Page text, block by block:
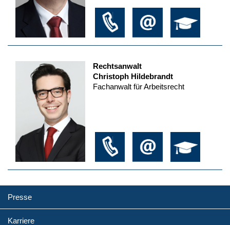
Rechtsanwalt
Christoph Hildebrandt
Fachanwalt für Arbeitsrecht
Presse
Karriere